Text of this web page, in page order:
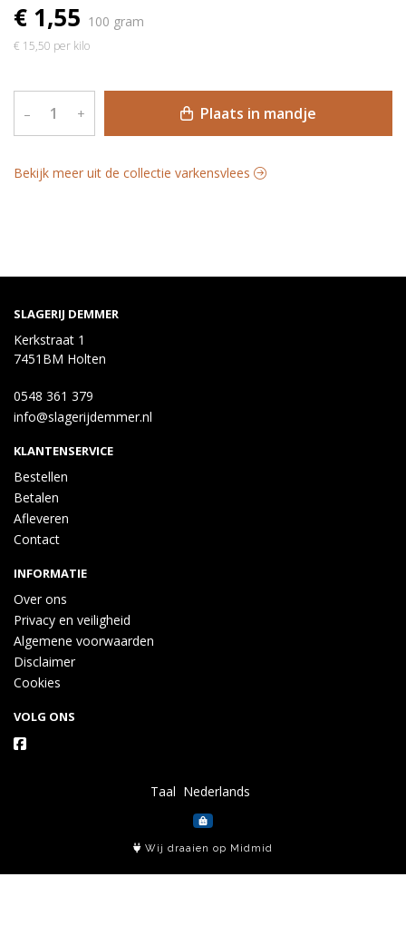
€ 1,55 100 gram
€ 15,50 per kilo
– + Plaats in mandje
Bekijk meer uit de collectie varkensvlees
SLAGERIJ DEMMER
Kerkstraat 1
7451BM Holten
0548 361 379
info@slagerijdemmer.nl
KLANTENSERVICE
Bestellen
Betalen
Afleveren
Contact
INFORMATIE
Over ons
Privacy en veiligheid
Algemene voorwaarden
Disclaimer
Cookies
VOLG ONS
Taal
Wij draaien op Midmid